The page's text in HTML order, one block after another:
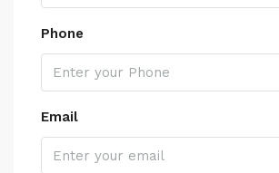
Phone
Email